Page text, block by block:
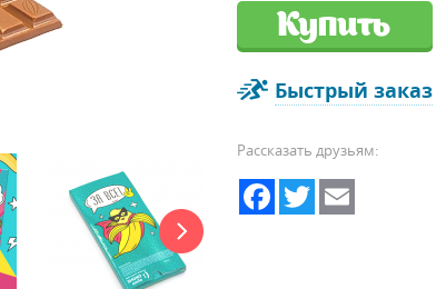
Купить
Быстрый заказ
Рассказать друзьям:
Facebook
Twitter